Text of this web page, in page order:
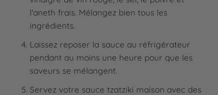
l'aneth frais. Mélangez bien tous les
ingrédients.
Laissez reposer la sauce au réfrigérateur
pendant au moins une heure pour que les
saveurs se mélangent.
Servez votre sauce tzatziki maison avec des